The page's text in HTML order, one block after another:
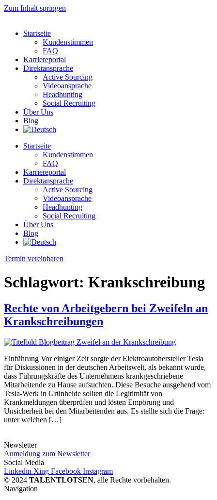
Zum Inhalt springen
Startseite
Kundenstimmen
FAQ
Karriereportal
Direktansprache
Active Sourcing
Videoansprache
Headhunting
Social Recruiting
Über Uns
Blog
Startseite
Kundenstimmen
FAQ
Karriereportal
Direktansprache
Active Sourcing
Videoansprache
Headhunting
Social Recruiting
Über Uns
Blog
Termin vereinbaren
Schlagwort: Krankschreibung
Rechte von Arbeitgebern bei Zweifeln an
Krankschreibungen
Einführung Vor einiger Zeit sorgte der Elektroautohersteller Tesla
für Diskussionen in der deutschen Arbeitswelt, als bekannt wurde,
dass Führungskräfte des Unternehmens krankgeschriebene
Mitarbeitende zu Hause aufsuchten. Diese Besuche ausgehend vom
Tesla-Werk in Grünheide sollten die Legitimität von
Krankmeldungen überprüfen und lösten Empörung und
Unsicherheit bei den Mitarbeitenden aus. Es stellte sich die Frage:
unter welchen […]
Newsletter
Anmeldung zum Newsletter
Social Media
Linkedin Xing Facebook Instagram
© 2024 TALENTLOTSEN, alle Rechte vorbehalten.
Navigation